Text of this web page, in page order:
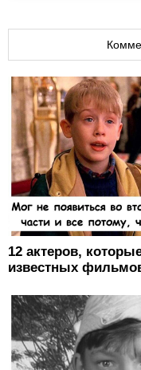
12 актеров,
известных